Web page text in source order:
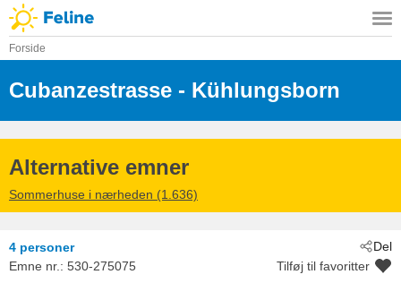
Forside
Cubanzestrasse
- 18225
- Kühlungsborn
Alternative emner
Sommerhuse i nærheden (1.636)
Del
4 personer
Emne nr.: 530-275075 Tilføj til favoritter